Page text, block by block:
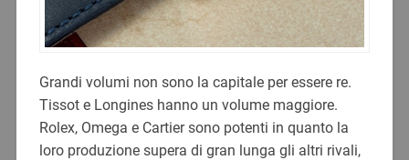
Grandi volumi non sono la capitale per essere re.
Tissot e Longines hanno un volume maggiore.
Rolex, Omega e Cartier sono potenti in quanto la
loro produzione supera di gran lunga gli altri rivali,